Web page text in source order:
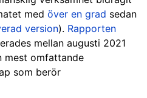
med över en grad sedan
version). Rapporten
mellan augusti 2021
mest omfattande
som berör